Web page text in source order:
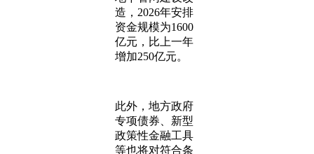
造，2026年安排
资金规模为1600
亿元，比上一年
增加250亿元。
此外，地方政府
专项债券、新型
政策性金融工具
等也将对符合条